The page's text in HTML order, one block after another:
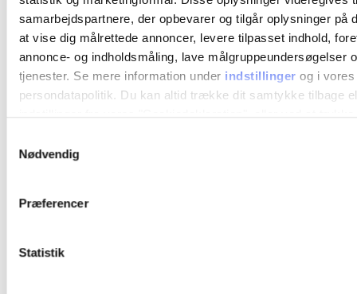
samarbejdspartnere, der opbevarer og tilgår oplysninger på
at vise dig målrettede annoncer, levere tilpasset indhold,
annonce- og indholdsmåling, lave målgruppeundersøgelser
tjenester. Se mere information under indstillinger og i vores
persondatapolitik. Du kan altid trække dit samtykke tilbage
nøjagtig inden for få meter
karakteristika (fingerprinting)
Nødvendig
Præferencer
Statistik